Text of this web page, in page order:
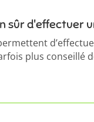
sûr d'effectuer
plus conseillé